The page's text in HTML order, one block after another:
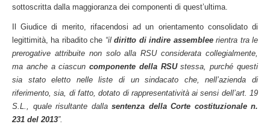
sottoscritta dalla maggioranza dei componenti di quest’ultima.
Il Giudice di merito, rifacendosi ad un orientamento consolidato di
legittimità, ha ribadito che “ildiritto di indire assembleerientra tra le
prerogative attribuite non solo alla RSU considerata collegialmente,
ma anche a ciascuncomponente della RSUstessa, purché questi
sia stato eletto nelle liste di un sindacato che, nell’azienda di
riferimento, sia, di fatto, dotato di rappresentatività ai sensi dell’art. 19
S.L., quale risultante dalla sentenza della Corte costituzionale n.
231 del 2013”.